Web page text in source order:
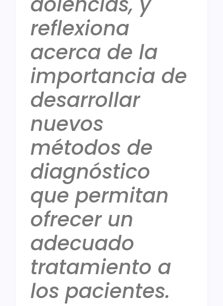
reflexiona
acerca de la
importancia de
desarrollar
nuevos
métodos de
diagnóstico
que permitan
ofrecer un
adecuado
tratamiento a
los pacientes.